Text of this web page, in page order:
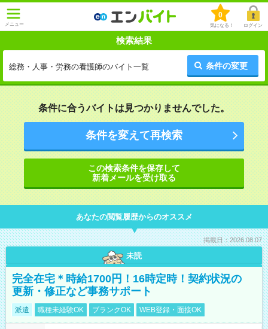
メニュー
0
気になる！ ログイン
検索結果
総務・人事・労務の看護師のバイト一覧 条件の変更
条件に合うバイトは見つかりませんでした。
条件を変えて再検索
この検索条件を保存して
新着メールを受け取る
あなたの閲覧履歴からのオススメ
掲載日：2026.08.07
未読
完全在宅＊時給1700円！16時定時！契約状況の
更新・修正など事務サポート
派遣 職種未経験OK ブランクOK WEB登録・面接OK